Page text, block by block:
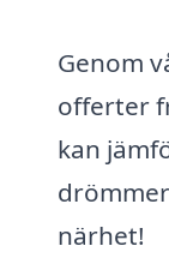
Genom
offerter
kan
närhet!